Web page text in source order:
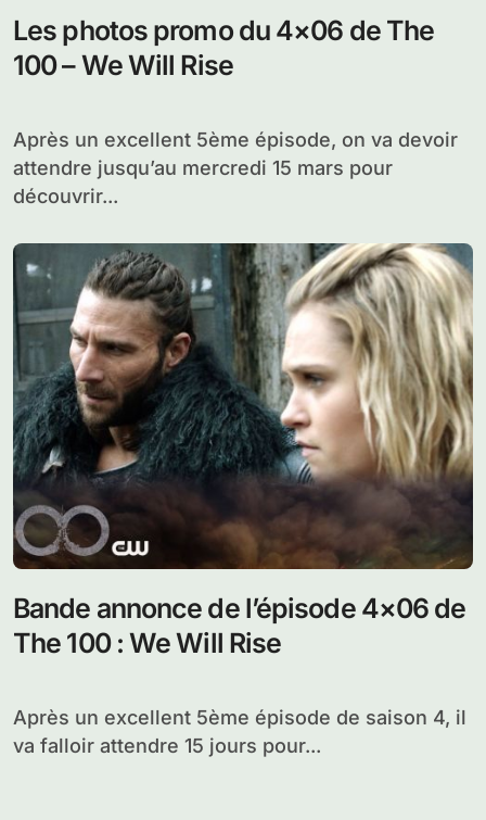
Les photos promo du 4×06 de The
100 – We Will Rise
Après un excellent 5ème épisode, on va devoir
attendre jusqu’au mercredi 15 mars pour
découvrir...
Bande annonce de l’épisode 4×06 de
The 100 : We Will Rise
Après un excellent 5ème épisode de saison 4, il
va falloir attendre 15 jours pour...